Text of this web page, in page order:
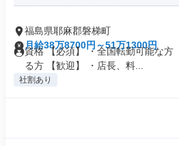
福島県耶麻郡磐梯町
月給38万8700円～51万1300円
資格 【必須】 ・全国転勤可能な方
る方 【歓迎】 ・店長、料...
社割あり